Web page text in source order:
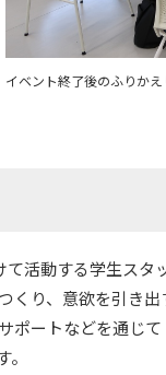
イベント終了後のふりか
活動する学生スタ
り、意欲を引き
ポートなどを通じ